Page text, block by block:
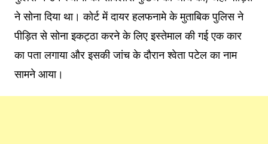
ने सोना दिया था। कोर्ट में दायर हलफनामे के मुताबिक पुलिस ने
पीड़ित से सोना इकट्ठा करने के लिए इस्तेमाल की गई एक कार
का पता लगाया और इसकी जांच के दौरान श्वेता पटेल का नाम
सामने आया।